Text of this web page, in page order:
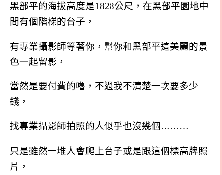
黑部平的海拔高度是1828公尺，在黑部平園地中
間有個階梯的台子，
有專業攝影師等著你，幫你和黑部平這美麗的景
色一起留影，
當然是要付費的嚕，不過我不清楚一次要多少
錢，
找專業攝影師拍照的人似乎也沒幾個………
只是雖然一堆人會爬上台子或是跟這個標高牌照
片，